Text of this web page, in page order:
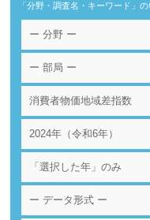
「分野・調査名・キーワード」